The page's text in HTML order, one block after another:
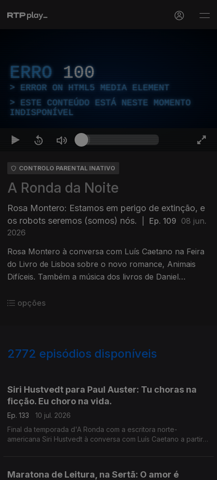
ERRO 100
ERROR ON HTML5 MEDIA ELEMENT
ESTE CONTEÚDO ESTÁ NESTE MOMENTO
INDISPONÍVEL
CONTROLO PARENTAL INATIVO
A Ronda da Noite
Rosa Montero: Estamos em perigo de extinção, e
os robots seremos (somos) nós.
Ep. 109 08 jun.
2026
Rosa Montero à conversa com Luís Caetano na Feira
do Livro de Lisboa sobre o novo romance, Animais
Difíceis. Também a música dos livros de Daniel
ouvir.opções
2772 episódios disponíveis
Siri Hustvedt para Paul Auster: Tu choras na
ficção. Eu choro na vida.
Ep. 133
10 jul. 2026
Final da temporada d'A Ronda com a escritora norte-
americana Siri Hustvedt à conversa com Luís Caetano a partir
Maratona de Leitura, na Sertã: O amor é